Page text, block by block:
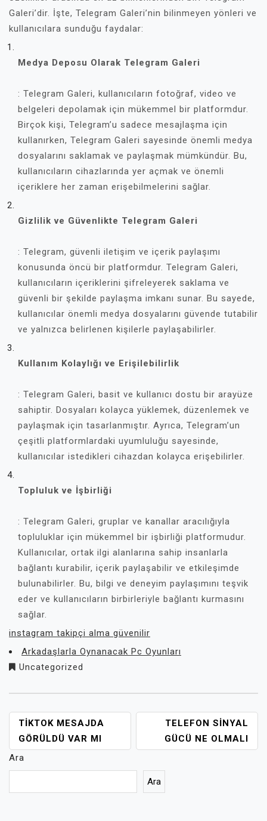
Galeri’dir. İşte, Telegram Galeri’nin bilinmeyen yönleri ve
kullanıcılara sunduğu faydalar:
Medya Deposu Olarak Telegram Galeri
: Telegram Galeri, kullanıcıların fotoğraf, video ve
belgeleri depolamak için mükemmel bir platformdur.
Birçok kişi, Telegram’u sadece mesajlaşma için
kullanırken, Telegram Galeri sayesinde önemli medya
dosyalarını saklamak ve paylaşmak mümkündür. Bu,
kullanıcıların cihazlarında yer açmak ve önemli
içeriklere her zaman erişebilmelerini sağlar.
Gizlilik ve Güvenlikte Telegram Galeri
: Telegram, güvenli iletişim ve içerik paylaşımı
konusunda öncü bir platformdur. Telegram Galeri,
kullanıcıların içeriklerini şifreleyerek saklama ve
güvenli bir şekilde paylaşma imkanı sunar. Bu sayede,
kullanıcılar önemli medya dosyalarını güvende tutabilir
ve yalnızca belirlenen kişilerle paylaşabilirler.
Kullanım Kolaylığı ve Erişilebilirlik
: Telegram Galeri, basit ve kullanıcı dostu bir arayüze
sahiptir. Dosyaları kolayca yüklemek, düzenlemek ve
paylaşmak için tasarlanmıştır. Ayrıca, Telegram’un
çeşitli platformlardaki uyumluluğu sayesinde,
kullanıcılar istedikleri cihazdan kolayca erişebilirler.
Topluluk ve İşbirliği
: Telegram Galeri, gruplar ve kanallar aracılığıyla
topluluklar için mükemmel bir işbirliği platformudur.
Kullanıcılar, ortak ilgi alanlarına sahip insanlarla
bağlantı kurabilir, içerik paylaşabilir ve etkileşimde
bulunabilirler. Bu, bilgi ve deneyim paylaşımını teşvik
eder ve kullanıcıların birbirleriyle bağlantı kurmasını
sağlar.
instagram takipçi alma güvenilir
Arkadaşlarla Oynanacak Pc Oyunları
Uncategorized
YAZI
GEZINMESI
TIKTOK MESAJDA
GÖRÜLDÜ VAR MI
TELEFON SINYAL
GÜCÜ NE OLMALI
Ara
Ara